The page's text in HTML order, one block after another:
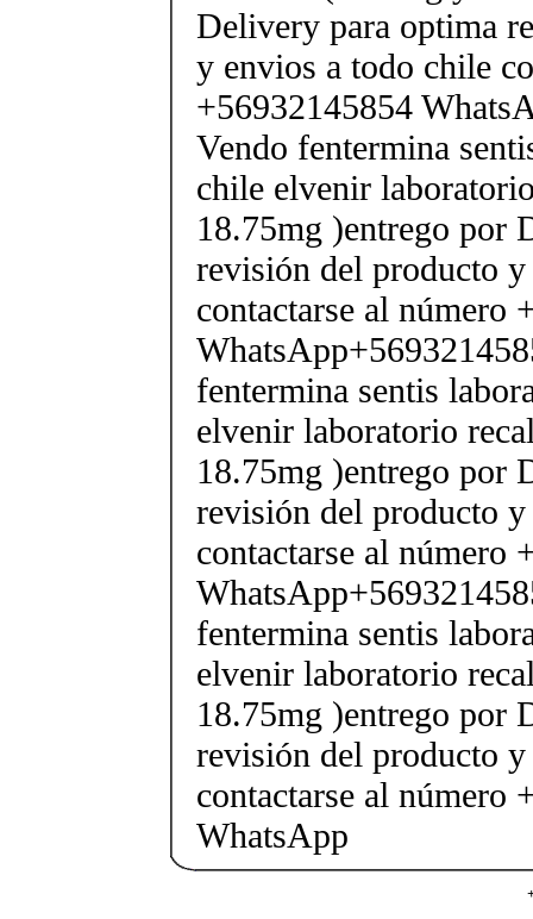
Delivery para optima
y envios a todo chile
+56932145854
Vendo fentermina
chile elvenir
18.75mg )entrego por
revisión del producto
contactarse al número
fentermina sentis
elvenir laboratorio
18.75mg )entrego por
revisión del producto
contactarse al número
fentermina sentis
elvenir laboratorio
18.75mg )entrego por
revisión del producto
contactarse al número
WhatsApp